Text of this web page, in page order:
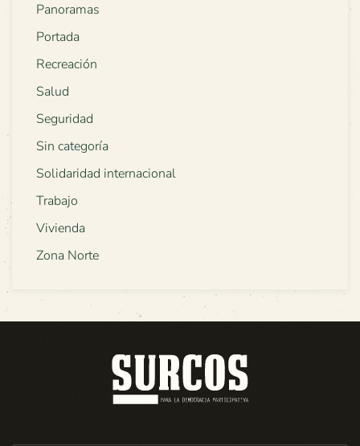
Panoramas
Portada
Recreación
Salud
Seguridad
Sin categoría
Solidaridad internacional
Trabajo
Vivienda
Zona Norte